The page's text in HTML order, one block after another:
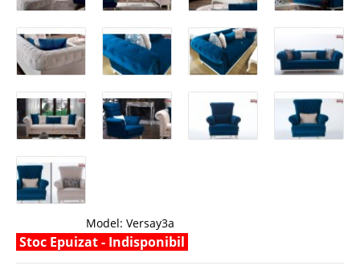
Model: Versay3a
Stoc Epuizat - Indisponibil